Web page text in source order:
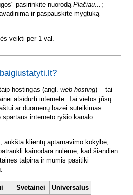
pasirinkite nuorodą Plačiau... ;
ir paspauskite mygtuką
veikti per 1 val.
hostingas (angl. web hosting) – tai
atsidurti internete. Tai vietos jūsų
ar duomenų bazei suteikimas
interneto ryšio kanalo
aukšta klientų aptarnavimo kokybė,
kainodara nulėmė, kad šiandien
talpina ir mumis pasitiki
Svetainei
Universalus